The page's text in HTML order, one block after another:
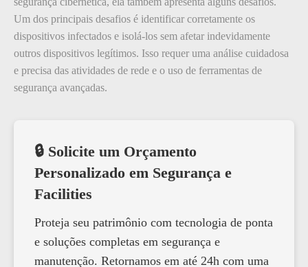
Um dos principais desafios é identificar corretamente os
dispositivos infectados e isolá-los sem afetar indevidamente
outros dispositivos legítimos. Isso requer uma análise cuidadosa
e precisa das atividades de rede e o uso de ferramentas de
segurança avançadas.
🔒 Solicite um Orçamento
Personalizado em Segurança e
Facilities
Proteja seu patrimônio com tecnologia de ponta
e soluções completas em segurança e
manutenção. Retornamos em até 24h com uma